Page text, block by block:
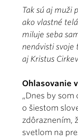
Tak sú aj muži
ako vlastné
miluje seba
nenávisti svoje
aj Kristus
Ohlasovanie
„Dnes by
o šiestom
zdôraznením,
svetlom na